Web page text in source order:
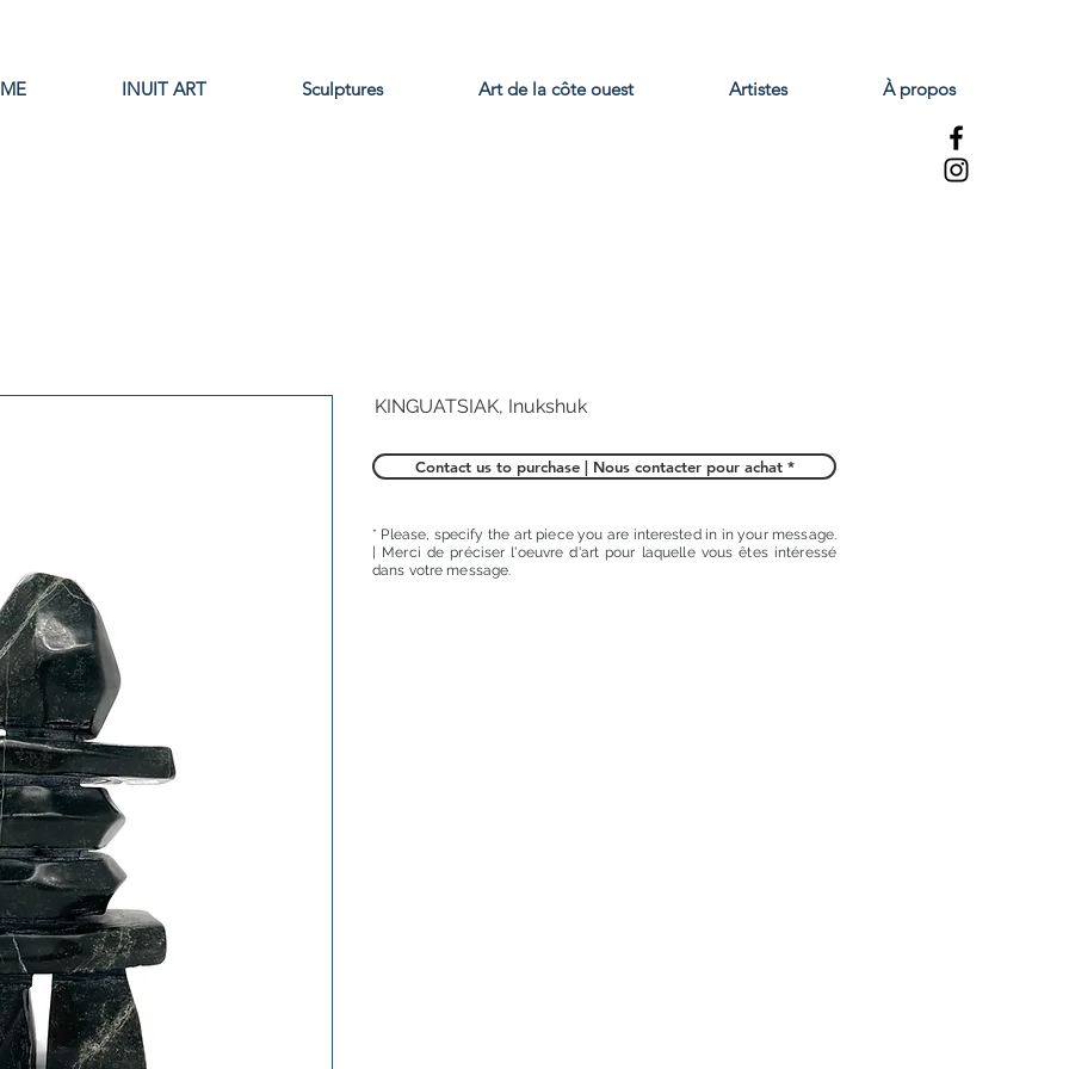
INUIT ART Sculptures Art de la côte ouest Artistes À propos
KINGUATSIAK, Inukshuk
Contact us to purchase | Nous contacter pour achat *
* Please, specify the art piece you are interested in in your message.
| Merci de préciser l'oeuvre d'art pour laquelle vous êtes intéressé
dans votre message.